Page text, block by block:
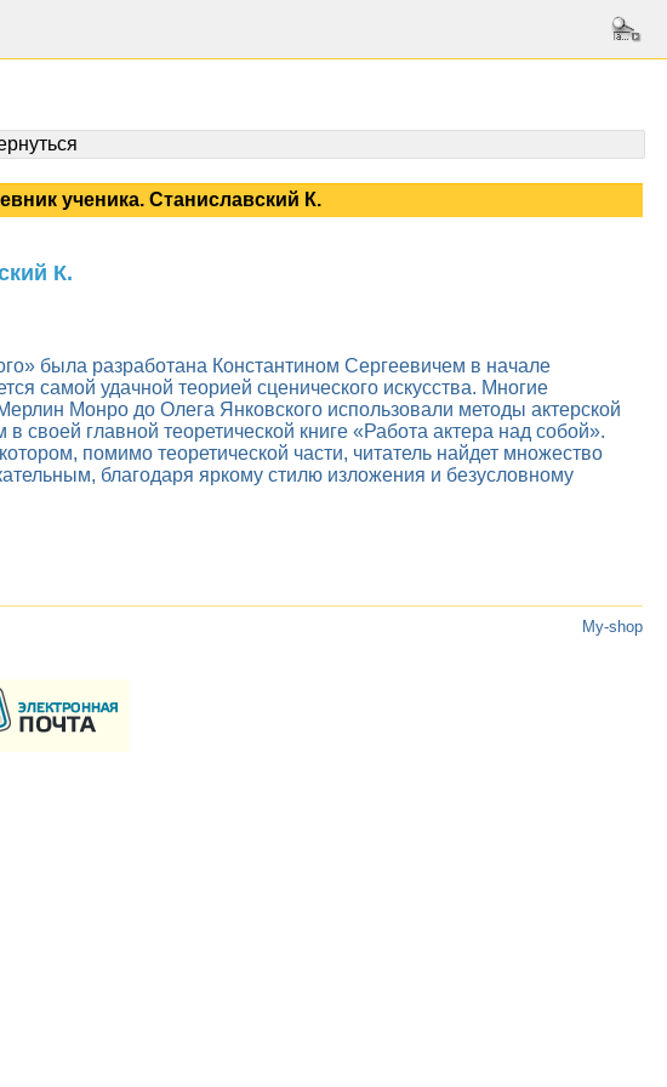
ученика. Станиславский К.
К.
была разработана Константином Сергеевичем в начале
самой удачной теорией сценического искусства. Многие
Монро до Олега Янковского использовали методы актерской
своей главной теоретической книге «Работа актера над собой».
помимо теоретической части, читатель найдет множество
благодаря яркому стилю изложения и безусловному
My-shop